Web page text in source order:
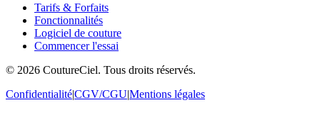
Tarifs & Forfaits
Fonctionnalités
Logiciel de couture
Commencer l'essai
© 2026 CoutureCiel. Tous droits réservés.
Confidentialité|CGV/CGU|Mentions légales